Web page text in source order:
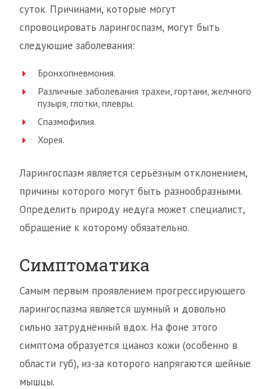
суток. Причинами, которые могут
спровоцировать ларингоспазм, могут быть
следующие заболевания:
Бронхопневмония.
Различные заболевания трахеи, гортани, желчного
пузыря, глотки, плевры.
Спазмофилия.
Хорея.
Ларингоспазм является серьёзным отклонением,
причины которого могут быть разнообразными.
Определить природу недуга может специалист,
обращение к которому обязательно.
Симптоматика
Самым первым проявлением прогрессирующего
ларингоспазма является шумный и довольно
сильно затруднённый вдох. На фоне этого
симптома образуется цианоз кожи (особенно в
области губ), из-за которого напрягаются шейные
мышцы.